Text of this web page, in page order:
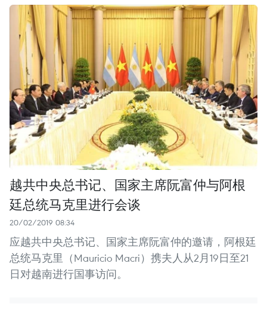
越共中央总书记、国家主席阮富仲与阿根
廷总统马克里进行会谈
20/02/2019 08:34
应越共中央总书记、国家主席阮富仲的邀请，阿根廷
总统马克里（Mauricio Macri）携夫人从2月19日至21
日对越南进行国事访问。